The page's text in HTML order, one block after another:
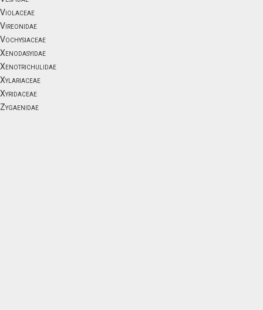
Violaceae
Vireonidae
Vochysiaceae
Xenodasyidae
Xenotrichulidae
Xylariaceae
Xyridaceae
Zygaenidae